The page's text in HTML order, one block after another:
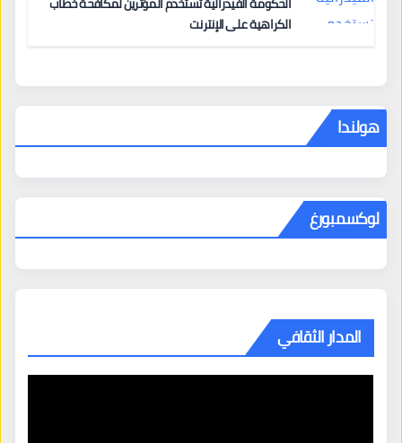
الكراهية على الإنترنت
هولندا
لوكسمبورغ
المدار الثقافي